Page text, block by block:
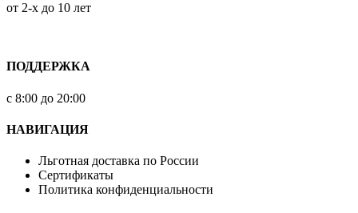
от 2-х до 10 лет
ПОДДЕРЖКА
с 8:00 до 20:00
НАВИГАЦИЯ
Льготная доставка по России
Сертификаты
Политика конфиденциальности